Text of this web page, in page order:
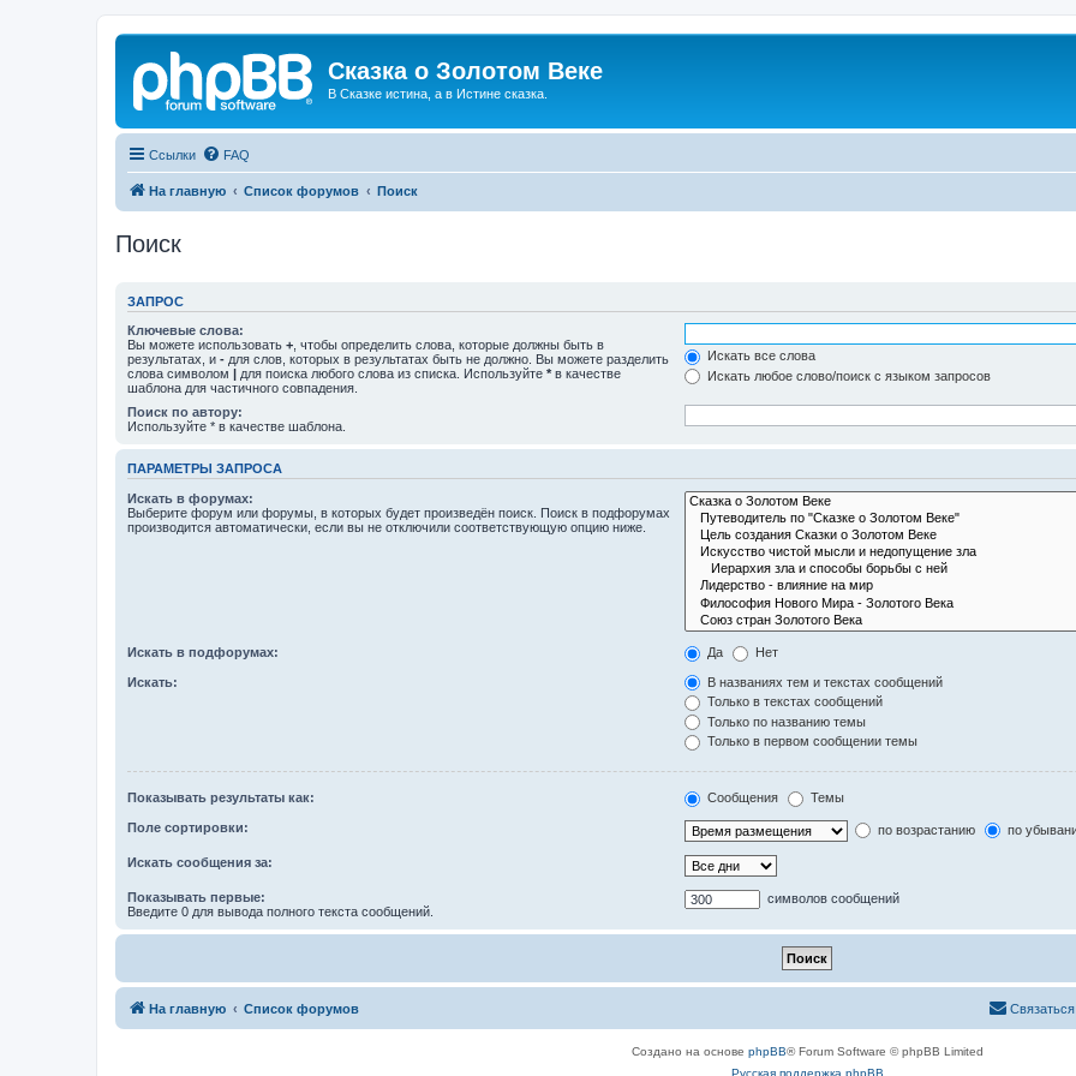
Сказка о Золотом Веке
В Сказке истина, а в Истине сказка.
Ссылки FAQ
На главную Список форумов Поиск
Поиск
ЗАПРОС
Ключевые слова:
Вы можете использовать + , чтобы определить слова, которые должны быть в
результатах, и - для слов, которых в результатах быть не должно. Вы можете разделить
слова символом | для поиска любого слова из списка. Используйте * в качестве
шаблона для частичного совпадения.
Искать все слова
Искать любое слово/поиск с языком запросов
Поиск по автору:
Используйте * в качестве шаблона.
ПАРАМЕТРЫ ЗАПРОСА
Искать в форумах:
Выберите форум или форумы, в которых будет произведён поиск. Поиск в подфорумах
производится автоматически, если вы не отключили соответствующую опцию ниже.
Искать в подфорумах: Да Нет
Искать:
В названиях тем и текстах сообщений
Только в текстах сообщений
Только по названию темы
Только в первом сообщении темы
Показывать результаты как: Сообщения Темы
Поле сортировки: по возрастанию по
Искать сообщения за:
Показывать первые:
Введите 0 для вывода полного текста сообщений.
символов сообщений
На главную Список форумов
Создано на основе phpBB® Forum Software © phpBB Limited
Русская поддержка phpBB